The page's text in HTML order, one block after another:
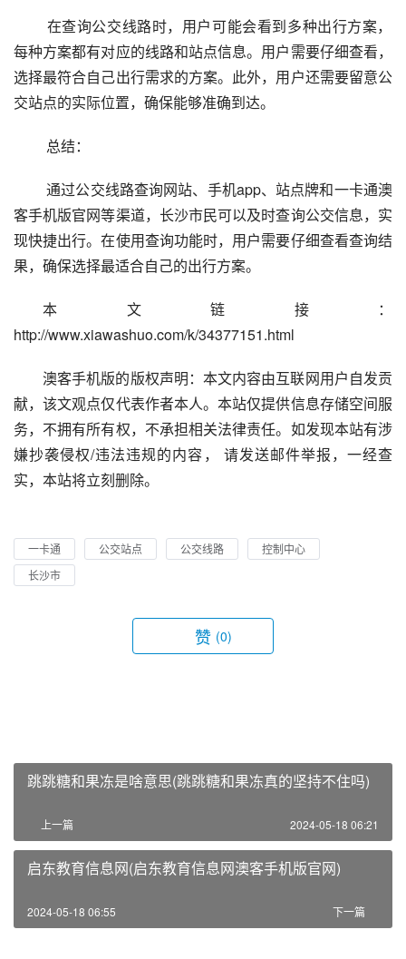
每种方案都有对应的线路和站点信息。用户需要仔细查看，
选择最符合自己出行需求的方案。此外，用户还需要留意公
交站点的实际位置，确保能够准确到达。
总结：
通过公交线路查询网站、手机app、站点牌和一卡通澳
客手机版官网等渠道，长沙市民可以及时查询公交信息，实
现快捷出行。在使用查询功能时，用户需要仔细查看查询结
果，确保选择最适合自己的出行方案。
本文链接：
http://www.xiawashuo.com/k/34377151.html
澳客手机版的版权声明：本文内容由互联网用户自发贡
献，该文观点仅代表作者本人。本站仅提供信息存储空间服
务，不拥有所有权，不承担相关法律责任。如发现本站有涉
嫌抄袭侵权/违法违规的内容， 请发送邮件举报，一经查
实，本站将立刻删除。
一卡通 公交站点 公交线路
控制中心
长沙市
赞 (0)
跳跳糖和果冻是啥意思(跳跳糖和果冻真的坚持不住吗)
上一篇 2024-05-18 06:21
启东教育信息网(启东教育信息网澳客手机版官网)
下一篇
2024-05-18 06:55